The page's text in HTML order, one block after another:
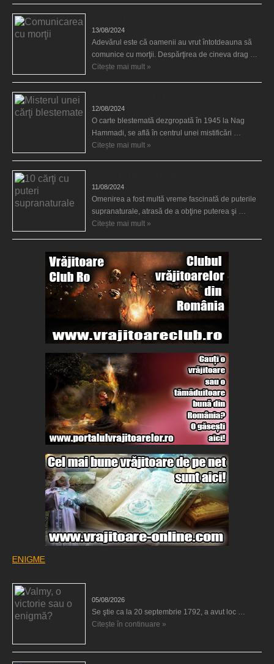
13/08/2024
Adevărul este că oamenii au vrut întotdeauna să
comunice cu morţii. Despărţirea de cineva drag …
Citește mai mult »
12/08/2024
O carte blestemată dezgropată în 1945 la Nag
Hammadi, se află în centrul unei mistificări …
Citește mai mult »
11/08/2024
Omenirea a fost multă vreme fascinată de puterile
supranaturale, atrasă de a obţine puterea şi …
Citește mai mult »
ENIGME
05/08/2026
Se ştie ca la 20 septembrie 1792, a avut loc …
Citește în continuare »